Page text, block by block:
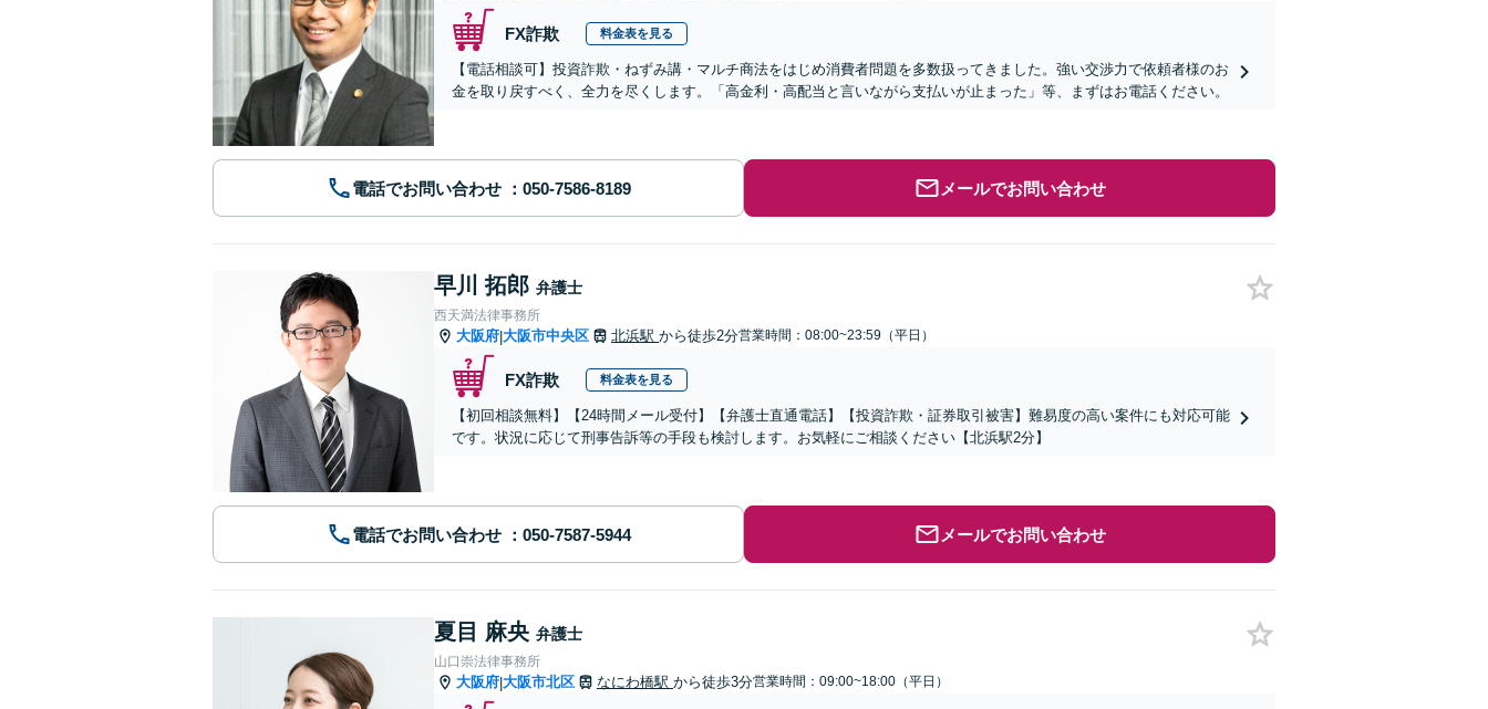
FX詐欺 料金表を見る
【電話相談可】投資詐欺・ねずみ講・マルチ商法をはじめ消費者問題を多数扱ってきました。強い交渉力で依頼者様のお
金を取り戻すべく、全力を尽くします。「高金利・高配当と言いながら支払いが止まった」等、まずはお電話ください。
電話でお問い合わせ メールでお問い合わせ
早川 拓郎 弁護士
西天満法律事務所
大阪府|大阪市中央区 北浜駅 から徒歩2分営業時間：08:00~23:59（平日）
FX詐欺 料金表を見る
【初回相談無料】【24時間メール受付】【弁護士直通電話】【投資詐欺・証券取引被害】難易度の高い案件にも対応可能
です。状況に応じて刑事告訴等の手段も検討します。お気軽にご相談ください【北浜駅2分】
電話でお問い合わせ メールでお問い合わせ
夏目 麻央 弁護士
山口崇法律事務所
大阪府|大阪市北区 なにわ橋駅 から徒歩3分営業時間：09:00~18:00（平日）